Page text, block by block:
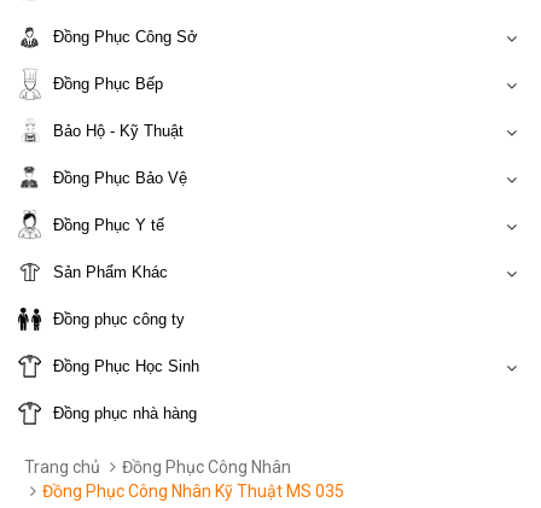
Đồng Phục Công Sở
Đồng Phục Bếp
Bảo Hộ - Kỹ Thuật
Đồng Phục Bảo Vệ
Đồng Phục Y tế
Sản Phẩm Khác
Đồng phục công ty
Đồng Phục Học Sinh
Đồng phục nhà hàng
Trang chủ
Đồng Phục Công Nhân
Đồng Phục Công Nhân Kỹ Thuật MS 035